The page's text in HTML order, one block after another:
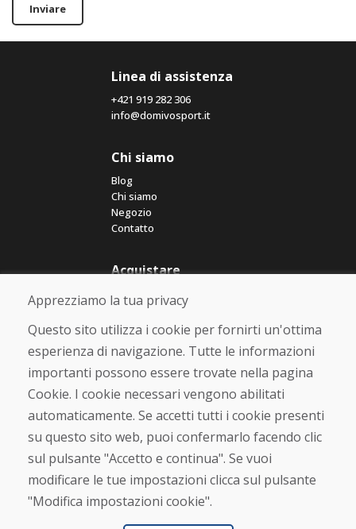
Inviare
Linea di assistenza
+421 919 282 306
info@domivosport.it
Chi siamo
Blog
Chi siamo
Negozio
Contatto
Acquistare
Negozio online
Termini e condizioni commerciali
Spedizione e pagamento
Reso e cambio merce
Protezione dei dati personali
Cookies
Verificato dai clienti
★★★★★
Apprezziamo la tua privacy
Questo sito utilizza i cookie per fornirti un'ottima
esperienza di navigazione. Tutte le informazioni
importanti possono essere trovate nella pagina
Cookie. I cookie necessari vengono abilitati
automaticamente. Se accetti tutti i cookie presenti
su questo sito web, puoi confermarlo facendo clic
sul pulsante "Accetto e continua". Se vuoi
modificare le tue impostazioni clicca sul pulsante
"Modifica impostazioni cookie".